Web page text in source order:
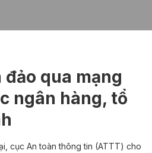
qua mạng
ngân hàng, tổ
cục An toàn thông tin (ATTT) cho